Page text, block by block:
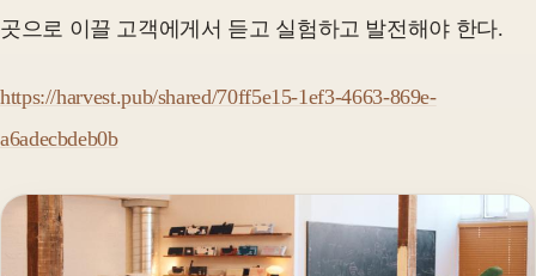
곳으로 이끌 고객에게서 듣고 실험하고 발전해야 한다.
https://harvest.pub/shared/70ff5e15-1ef3-4663-869e-
a6adecbdeb0b